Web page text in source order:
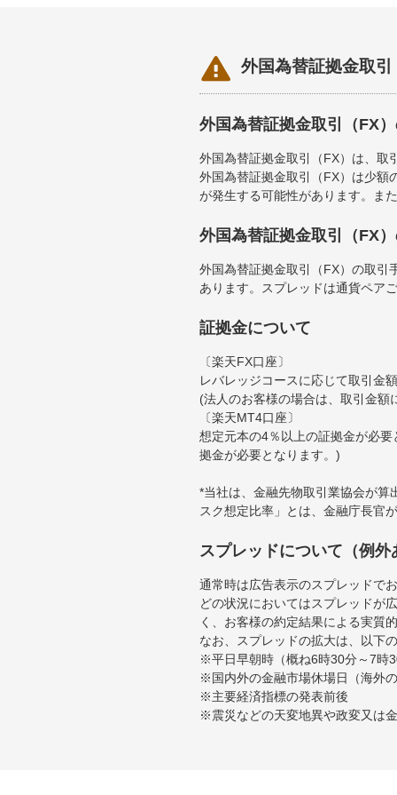
 外国為替証拠金取
外国為替証拠金取引（FX
外国為替証拠金取引（FX）は、取
外国為替証拠金取引（FX）は少額
が発生する可能性があります。ま
外国為替証拠金取引（FX
外国為替証拠金取引（FX）の取引
あります。スプレッドは通貨ペア
証拠金について
〔楽天FX口座〕
レバレッジコースに応じて取引金
(法人のお客様の場合は、取引金
〔楽天MT4口座〕
想定元本の4％以上の証拠金が必
拠金が必要となります。)
*当社は、金融先物取引業協会が算
スク想定比率」とは、金融庁長官
スプレッドについて（例外
通常時は広告表示のスプレッドで
どの状況においてはスプレッドが
く、お客様の約定結果による実質
なお、スプレッドの拡大は、以下
※平日早朝時（概ね6時30分～7時
※国内外の金融市場休場日（海外
※主要経済指標の発表前後
※震災などの天変地異や政変又は